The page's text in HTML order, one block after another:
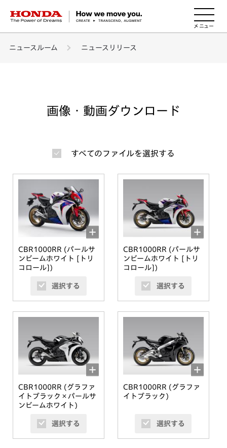
HONDA The Power of Dreams
ニュースルーム ニュースリリース
画像・動画ダウンロード
すべてのファイルを選択する
CBR1000RR (パールサ
ンビームホワイト [トリ
コロール])
選択する
CBR1000RR (パールサ
ンビームホワイト [トリ
コロール])
選択する
CBR1000RR (グラファ
イトブラック×パールサ
ンビームホワイト)
選択する
CBR1000RR (グラファ
イトブラック)
選択する